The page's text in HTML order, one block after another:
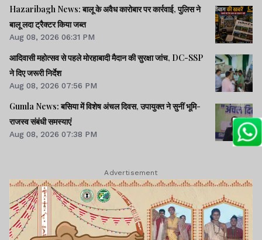
Hazaribagh News: बालू के अवैध कारोबार पर कार्रवाई, पुलिस ने
बालू लदा ट्रैक्टर किया जब्त
Aug 08, 2026 06:31 PM
आदिवासी महोत्सव से पहले मोरहाबादी मैदान की सुरक्षा जांच, DC-SSP
ने दिए जरूरी निर्देश
Aug 08, 2026 07:56 PM
Gumla News: बसिया में विशेष अंचल दिवस, उपायुक्त ने सुनीं भूमि-
राजस्व संबंधी समस्याएं
Aug 08, 2026 07:38 PM
Advertisement